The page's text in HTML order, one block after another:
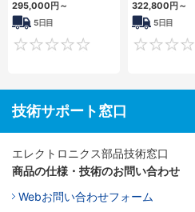
295,000円～
5日目
0
322,800円～
5日目
技術サポート窓口
エレクトロニクス部品技術窓口
商品の仕様・技術のお問い合わせ
Webお問い合わせフォーム